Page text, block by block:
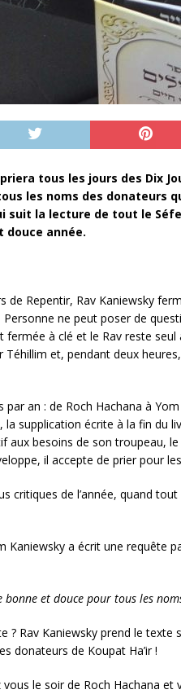
tous les jours des Dix
les noms des donateurs
suit la lecture de tout le
douce année.
de Repentir, Rav Kaniewsky
ne peut poser de
à clé et le Rav reste
et, pendant deux
par an : de Roch Hachana à
la supplication écrite à la fin du
aux besoins de son troupeau,
il accepte de prier pour
critiques de l’année, quand
Kaniewsky a écrit une requête
bonne et douce pour tous les
? Rav Kaniewsky prend le
donateurs de Koupat Ha’ir !
le soir de Roch Hachana et